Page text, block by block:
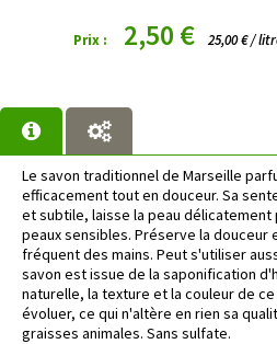
Prix : 2,50 € 25,00 € /
Le savon traditionnel de Marseille
efficacement tout en douceur. Sa
et subtile, laisse la peau délicatement
peaux sensibles. Préserve la douceur
fréquent des mains. Peut s'utiliser
savon est issue de la saponification
naturelle, la texture et la couleur de
évoluer, ce qui n'altère en rien sa
graisses animales. Sans sulfate.